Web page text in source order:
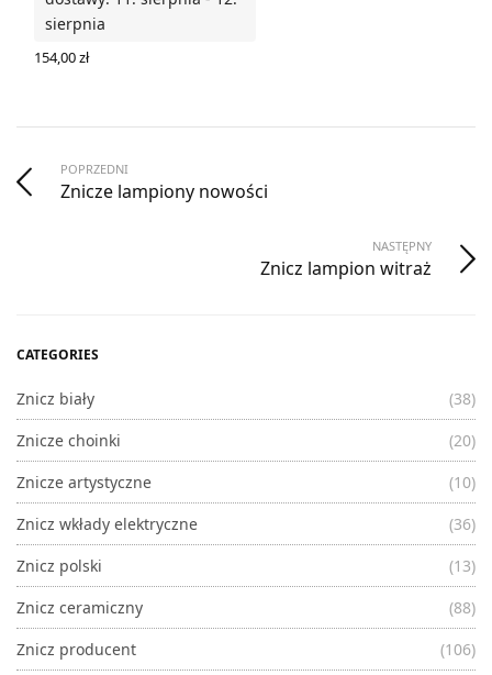
sierpnia
154,00zł
POPRZEDNI
Znicze lampiony nowości
NASTĘPNY
Znicz lampion witraż
CATEGORIES
Znicz biały
(38)
Znicze choinki
(20)
Znicze artystyczne
(10)
Znicz wkłady elektryczne
(36)
Znicz polski
(13)
Znicz ceramiczny
(88)
Znicz producent
(106)